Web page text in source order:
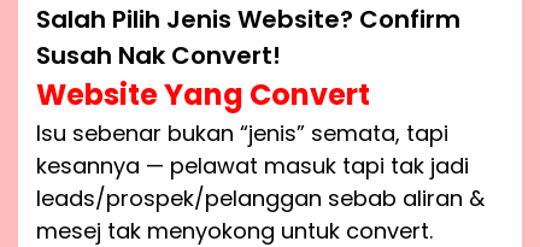
Salah Pilih Jenis Website? Confirm
Susah Nak Convert!
Website Yang Convert
Isu sebenar bukan “jenis” semata, tapi
kesannya — pelawat masuk tapi tak jadi
leads/prospek/pelanggan sebab aliran &
mesej tak menyokong untuk convert.